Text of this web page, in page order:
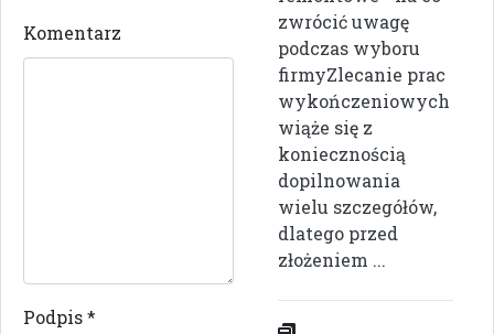
Komentarz
Podpis*
zwrócić uwagę
podczas wyboru
firmyZlecanie prac
wykończeniowych
wiąże się z
koniecznością
dopilnowania
wielu szczegółów,
dlatego przed
złożeniem ...